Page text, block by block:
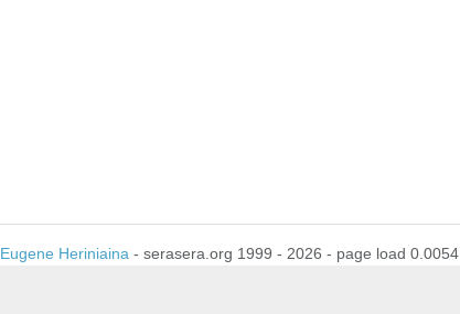
Eugene Heriniaina - serasera.org 1999 - 2026 - page load 0.0054